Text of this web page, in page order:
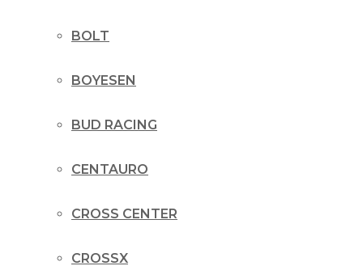
BOLT
BOYESEN
BUD RACING
CENTAURO
CROSS CENTER
CROSSX